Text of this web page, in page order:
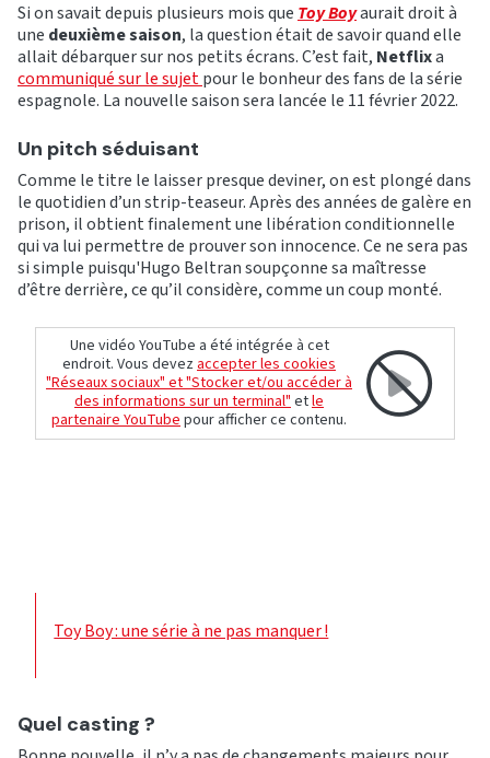
Si on savait depuis plusieurs mois que Toy Boyaurait droit à
une deuxième saison, la question était de savoir quand elle
allait débarquer sur nos petits écrans. C’est fait, Netflixa
communiqué sur le sujetpour le bonheur des fans de la série
espagnole. La nouvelle saison sera lancée le 11 février 2022.
Un pitch séduisant
Comme le titre le laisser presque deviner, on est plongé dans
le quotidien d’un strip-teaseur. Après des années de galère en
prison, il obtient finalement une libération conditionnelle
qui va lui permettre de prouver son innocence. Ce ne sera pas
si simple puisqu'Hugo Beltransoupçonne sa maîtresse
d’être derrière, ce qu’il considère, comme un coup monté.
Une vidéo YouTube a été intégrée à cet
endroit. Vous devezaccepter les cookies
"Réseaux sociaux" et "Stocker et/ou accéder à
des informations sur un terminal"etle
partenaire YouTubepour afficher ce contenu.
Toy Boy : une série à ne pas manquer !
Quel casting ?